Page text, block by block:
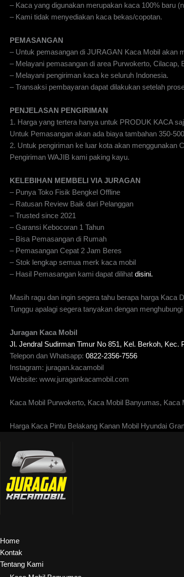
– Kaca yang digunakan merupakan kaca 100% baru
– Kami tidak menyediakan kaca bekas/copotan.
PEMASANGAN
– Untuk pemasangan di JURAGAN Kaca Mobil akan
– Melayani pemasangan di area Purwokerto, Cilacap,
– Melayani pengiriman kaca ke seluruh Indonesia.
– Transaksi pembayaran dapat dilakukan setelah
PENJELASAN PENGIRIMAN
1. Harga yang tertera hanya untuk PRODUK KACA
Untuk Pemasangan akan ada biaya tambahan 350-
2. Untuk pengiriman ke luar kota akan menggunakan
Pengiriman WAJIB kami paking kayu.
KELEBIHAN MEMBELI VIA JURAGAN
– Punya Toko Fisik Bengkel Offline
– Ratusan Review Baik dari Pelanggan
– Trusted since 2021
– Garansi Kebocoran 1 Tahun
– Bisa Pemasangan di Rumah
– Pemasangan Cepat 2 Jam Beres
– Stok lengkap semua merk kaca mobil
– Hasil Pemasangan kami dapat dilihat disini.
Masih ragu dan ingin segera tahu berapa harga Kaca
Tunggu apalagi segera tanyakan dengan
Juragan Kaca Mobil
Jl. Jendral Sudirman Timur No 851, Kel. Berkoh, Kec.
Telepon dan Whatsapp: 0822-2356-7556
Instagram: juragan.kacamobil
Website: www.juragankacamobil.com
Kaca Mobil Purwokerto, Kaca Mobil Banyumas, Kaca
Harga Kaca Pintu Belakang Kanan Mobil Hyundai
Home
Kontak
Tentang Kami